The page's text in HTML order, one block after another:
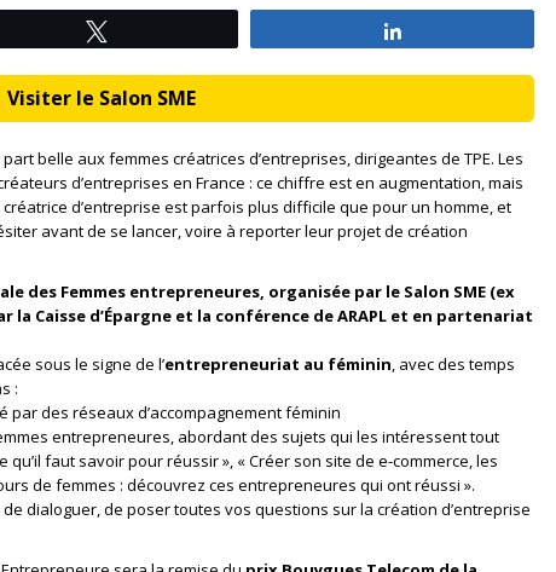
Visiter le Salon SME
belle aux femmes créatrices d’entreprises, dirigeantes de TPE. Les
d’entreprises en France : ce chiffre est en augmentation, mais
d’entreprise est parfois plus difficile que pour un homme, et
avant de se lancer, voire à reporter leur projet de création
des Femmes entrepreneures, organisée par le Salon SME (ex
Caisse d’Épargne et la conférence de ARAPL et en partenariat
sous le signe de l’entrepreneuriat au féminin, avec des temps
:
par des réseaux d’accompagnement féminin
entrepreneures, abordant des sujets qui les intéressent tout
faut savoir pour réussir », « Créer son site de e-commerce, les
de femmes : découvrez ces entrepreneures qui ont réussi ».
de dialoguer, de poser toutes vos questions sur la création d’entreprise